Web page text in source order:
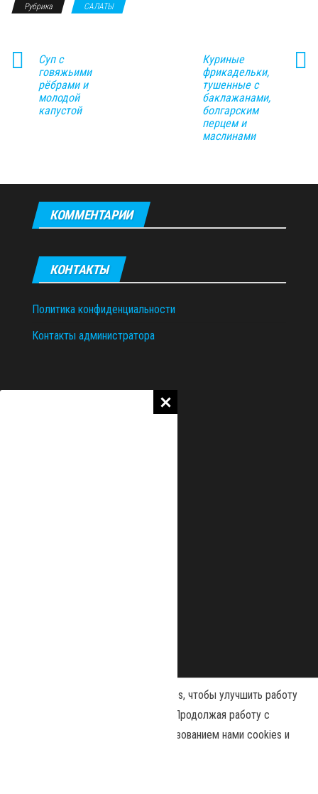
Рубрика САЛАТЫ
Суп с
говяжьими
рёбрами и
молодой
капустой
Куриные
фрикадельки,
тушенные с
баклажанами,
болгарским
перцем и
маслинами
КОММЕНТАРИИ
КОНТАКТЫ
Политика конфиденциальности
Контакты администратора
Наш сайт использует файлы cookies, чтобы улучшить работу
и повысить эффективность сайта. Продолжая работу с
сайтом, вы соглашаетесь с использованием нами cookies и